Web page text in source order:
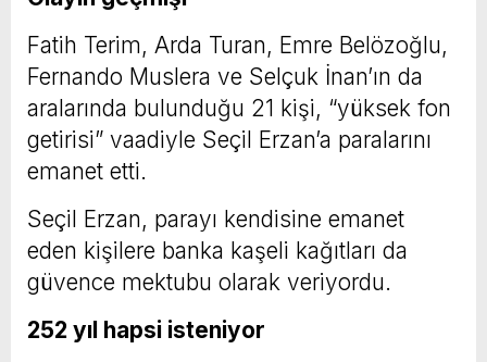
Fatih Terim, Arda Turan, Emre Belözoğlu,
Fernando Muslera ve Selçuk İnan’ın da
aralarında bulunduğu 21 kişi, “yüksek fon
getirisi” vaadiyle Seçil Erzan’a paralarını
emanet etti.
Seçil Erzan, parayı kendisine emanet
eden kişilere banka kaşeli kağıtları da
güvence mektubu olarak veriyordu.
252 yıl hapsi isteniyor